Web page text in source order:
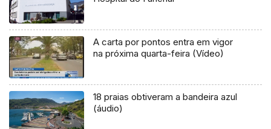
A carta por pontos entra em vigor
na próxima quarta-feira (Vídeo)
18 praias obtiveram a bandeira azul
(áudio)